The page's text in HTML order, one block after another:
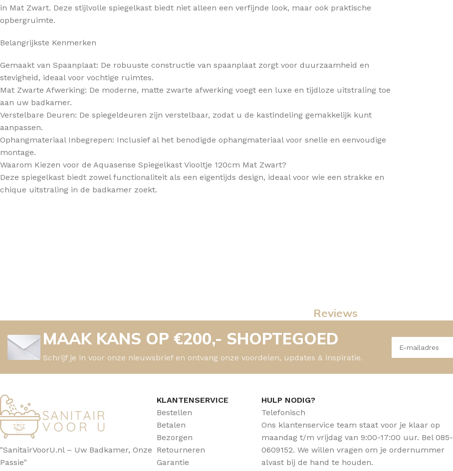
BADMEUBELSETS ONDERKASTEN KOLOMKASTEN FONTEINKASTEN
TOPBLADEN
in Mat Zwart. Deze stijlvolle spiegelkast biedt niet alleen een verfijnde look, maar ook praktische
opbergruimte.
Belangrijkste Kenmerken
Gemaakt van Spaanplaat: De robuuste constructie van spaanplaat zorgt voor duurzaamheid en
stevigheid, ideaal voor vochtige ruimtes.
Mat Zwarte Afwerking: De moderne, matte zwarte afwerking voegt een luxe en tijdloze uitstraling toe
aan uw badkamer.
Verstelbare Deuren: De spiegeldeuren zijn verstelbaar, zodat u de kastindeling gemakkelijk kunt
aanpassen.
Ophangmateriaal Inbegrepen: Inclusief al het benodigde ophangmateriaal voor snelle en eenvoudige
montage.
Waarom Kiezen voor de Aquasense Spiegelkast Viooltje 120cm Mat Zwart?
Deze spiegelkast biedt zowel functionaliteit als een eigentijds design, ideaal voor wie een strakke en
chique uitstraling in de badkamer zoekt.
Reviews
MAAK KANS OP €200,- SHOPTEGOED
Schrijf je in voor onze nieuwsbrief en ontvang onze voordelen, updates & inspiratie.
"SanitairVoorU.nl – Uw Badkamer, Onze
Passie"
KLANTENSERVICE
Bestellen
Betalen
Bezorgen
Retourneren
Garantie
HULP NODIG?
Telefonisch
Ons klantenservice team staat voor je klaar op
maandag t/m vrijdag van 9:00-17:00 uur. Bel 085-
0609152. We willen vragen om je ordernummer
alvast bij de hand te houden.